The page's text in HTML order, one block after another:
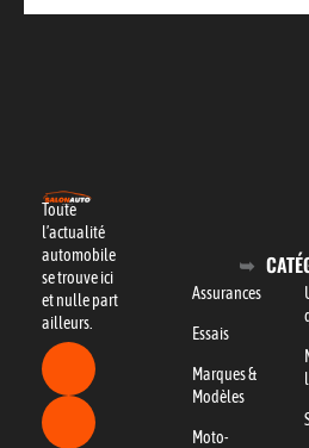
Toute
l’actualité
automobile
se trouve ici
et nulle part
ailleurs.
Assurances
Essais
Marques &
Modèles
Moto-